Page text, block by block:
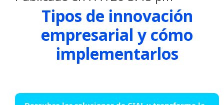
Tipos de innovación
empresarial y cómo
implementarlos